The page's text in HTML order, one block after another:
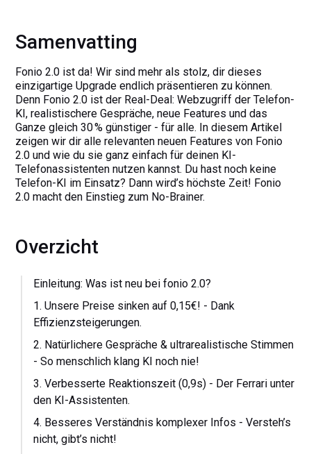
Samenvatting
Fonio 2.0 ist da! Wir sind mehr als stolz, dir dieses
einzigartige Upgrade endlich präsentieren zu können.
Denn Fonio 2.0 ist der Real-Deal: Webzugriff der Telefon-
KI, realistischere Gespräche, neue Features und das
Ganze gleich 30 % günstiger - für alle. In diesem Artikel
zeigen wir dir alle relevanten neuen Features von Fonio
2.0 und wie du sie ganz einfach für deinen KI-
Telefonassistenten nutzen kannst. Du hast noch keine
Telefon-KI im Einsatz? Dann wird’s höchste Zeit! Fonio
2.0 macht den Einstieg zum No-Brainer.
Overzicht
Einleitung: Was ist neu bei fonio 2.0?
1. Unsere Preise sinken auf 0,15€! - Dank
Effizienzsteigerungen.
2. Natürlichere Gespräche & ultrarealistische Stimmen
- So menschlich klang KI noch nie!
3. Verbesserte Reaktionszeit (0,9s) - Der Ferrari unter
den KI-Assistenten.
4. Besseres Verständnis komplexer Infos - Versteh’s
nicht, gibt’s nicht!